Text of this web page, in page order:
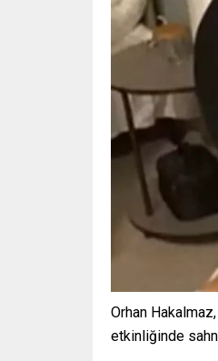
Orhan
etkinliğinde